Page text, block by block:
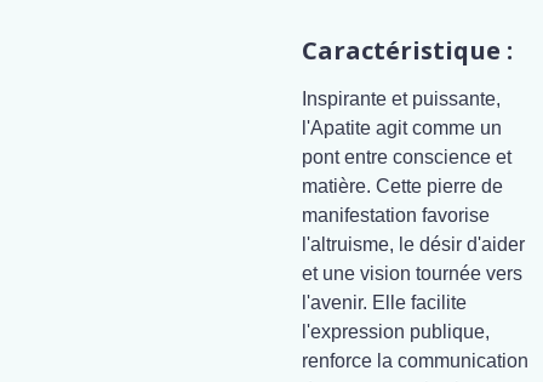
Caractéristique :
Inspirante et puissante,
l'Apatite agit comme un
pont entre conscience et
matière. Cette pierre de
manifestation favorise
l'altruisme, le désir d'aider
et une vision tournée vers
l'avenir. Elle facilite
l'expression publique,
renforce la communication